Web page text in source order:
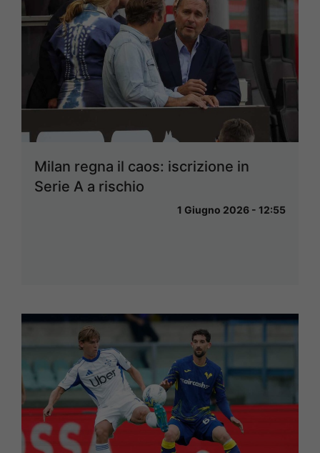
Milan regna il caos: iscrizione in
Serie A a rischio
1 Giugno 2026 - 12:55